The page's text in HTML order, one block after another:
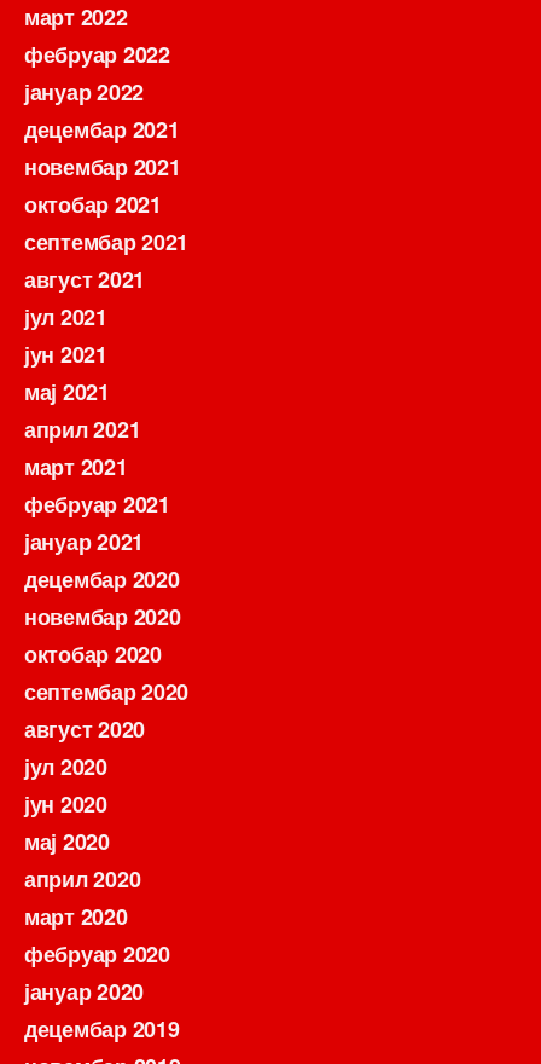
март 2022
фебруар 2022
јануар 2022
децембар 2021
новембар 2021
октобар 2021
септембар 2021
август 2021
јул 2021
јун 2021
мај 2021
април 2021
март 2021
фебруар 2021
јануар 2021
децембар 2020
новембар 2020
октобар 2020
септембар 2020
август 2020
јул 2020
јун 2020
мај 2020
април 2020
март 2020
фебруар 2020
јануар 2020
децембар 2019